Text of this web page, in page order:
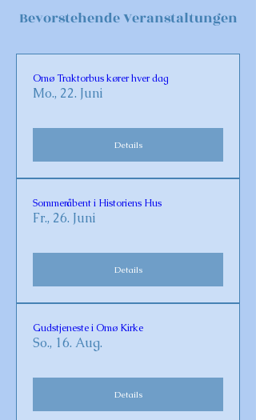
Bevorstehende Veranstaltungen
Omø Traktorbus kører hver dag
Mo., 22. Juni
Details
Sommeråbent i Historiens Hus
Fr., 26. Juni
Details
Gudstjeneste i Omø Kirke
So., 16. Aug.
Details